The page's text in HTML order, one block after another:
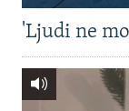
'Ljudi ne